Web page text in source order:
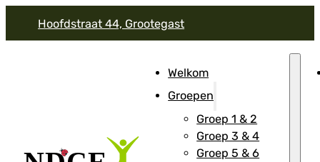
Hoofdstraat 44, Grootegast
Welkom
Groepen
Groep 1 & 2
Groep 3 & 4
Groep 5 & 6